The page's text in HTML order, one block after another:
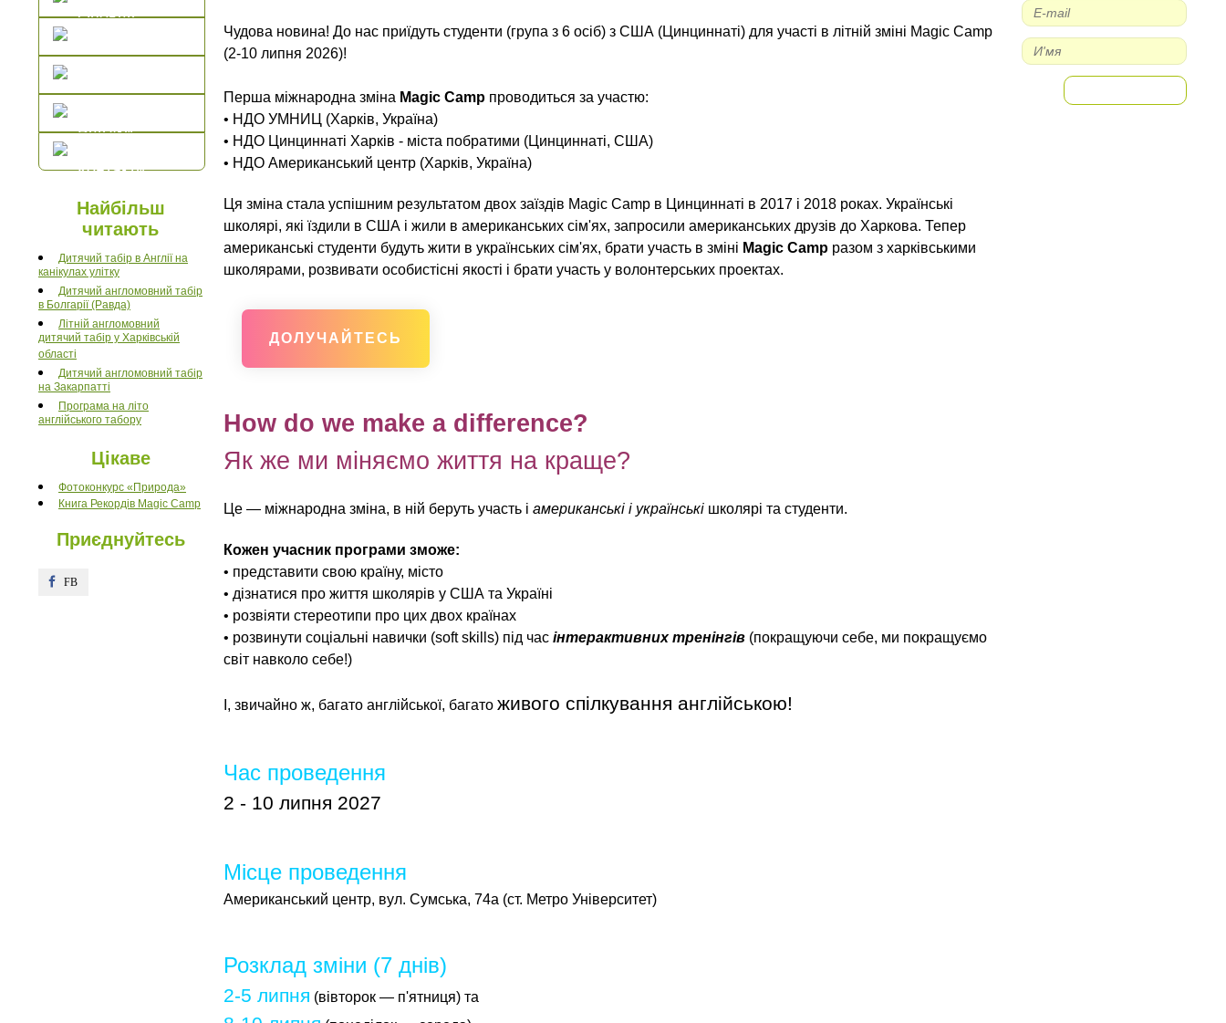
Оповіді
Відгуки
Контакти
Найбільш
читають
Дитячий табір в Англії на
канікулах улітку
Дитячий англомовний табір
в Болгарії (Равда)
Літній англомовний
дитячий табір у Харківській
області
Дитячий англомовний табір
на Закарпатті
Програма на літо
англійського табору
Цікаве
Фотоконкурс «Природа»
Книга Рекордів Magic Camp
Приєднуйтесь
FB
FB
Чудова новина! До нас приїдуть студенти (група з 6 осіб) з США (Цинциннаті) для участі в літній зміні Magic Camp
(2-10 липня 2026)!
Перша міжнародна зміна Magic Camp проводиться за участю:
• НДО УМНИЦ (Харків, Україна)
• НДО Цинциннаті Харків - міста побратими (Цинциннаті, США)
• НДО Американський центр (Харків, Україна)
Ця зміна стала успішним результатом двох заїздів Magic Camp в Цинциннаті в 2017 і 2018 роках. Українські
школярі, які їздили в США і жили в американських сім'ях, запросили американських друзів до Харкова. Тепер
американські студенти будуть жити в українських сім'ях, брати участь в зміні Magic Camp разом з харківськими
школярами, розвивати особистісні якості і брати участь у волонтерських проектах.
ДОЛУЧАЙТЕСЬ
How do we make a difference?
Як же ми міняємо життя на краще?
Це — міжнародна зміна, в ній беруть участь і американські і українські школярі та студенти.
Кожен учасник програми зможе:
• представити свою країну, місто
• дізнатися про життя школярів у США та Україні
• розвіяти стереотипи про цих двох країнах
• розвинути соціальні навички (soft skills) під час інтерактивних тренінгів (покращуючи себе, ми покращуємо
світ навколо себе!)
І, звичайно ж, багато англійської, багато живого спілкування англійською!
Час проведення
2 - 10 липня 2027
Місце проведення
Американський центр, вул. Сумська, 74а (ст. Метро Університет)
Розклад зміни (7 днів)
2-5 липня (вівторок — п'ятниця) та